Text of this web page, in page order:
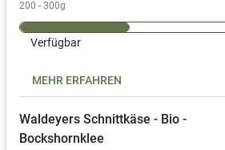
200 - 300g
Verfügbar
MEHR ERFAHREN
Waldeyers Schnittkäse - Bio -
Bockshornklee